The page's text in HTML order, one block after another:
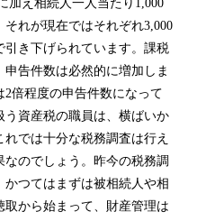
加え相続人一人当たり1,000
れが現在ではそれぞれ3,000
引き下げられています。課税
告件数は必然的に増加しま
倍程度の申告件数になって
資産税の職員は、横ばいか
では十分な税務調査は行え
のでしょう。昨今の税務調
つてはまずは被相続人や相
から始まって、財産管理は